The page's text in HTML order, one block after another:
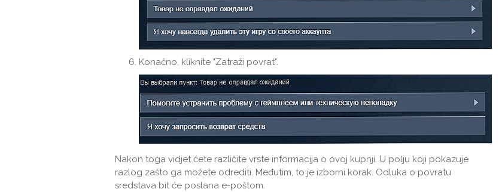
Konačno, kliknite "Zatraži povrat".
Nakon toga vidjet ćete različite vrste informacija o ovoj kupnji. U polju koji pokazuje
razlog zašto ga možete odrediti. Međutim, to je izborni korak. Odluka o povratu
sredstava bit će poslana e-poštom.